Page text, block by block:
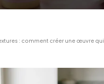
: comment créer une œuvre